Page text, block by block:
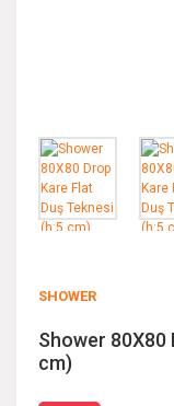
SHOWER
Shower 80X80
cm)